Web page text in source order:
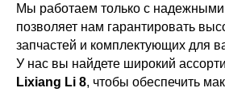
Мы работаем только с
позволяет нам гарантировать
запчастей и комплектующих для
У нас вы найдете широкий
Lixiang Li 8, чтобы обеспечить